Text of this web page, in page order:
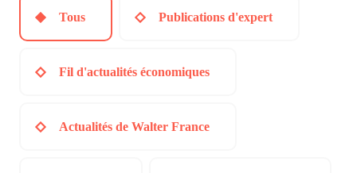
Tous Publications d'expert
Fil d'actualités économiques
Actualités de Walter France